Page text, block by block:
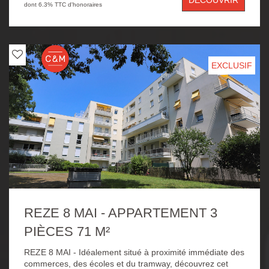
à vélos, d'un emplacement de stationnement et d'un
dont 6.3% TTC d'honoraires
EXCLUSIF
REZE 8 MAI - APPARTEMENT 3
PIÈCES 71 M²
REZE 8 MAI - Idéalement situé à proximité immédiate des
commerces, des écoles et du tramway, découvrez cet